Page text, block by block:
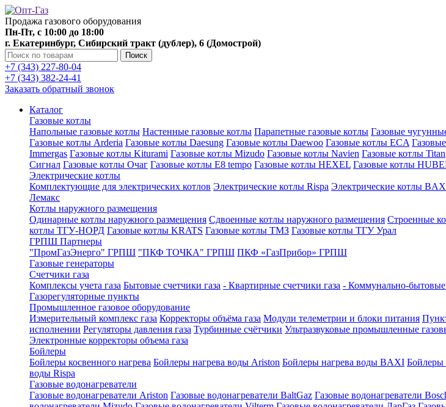
Продажа газового оборудования
Пн-Пт, с 10:00 до 18:00
г. Екатеринбург, Сибирский тракт (дублер), 6 (Домострой)
Поиск
+7 (343) 227-80-04
+7 (343) 382-24-41
Заказать обратный звонок
Каталог
Газовые котлы
Напольные газовые котлы Настенные газовые котлы Парапетные газовые котлы Газовые
Газовые котлы Arderia Газовые котлы Daesung Газовые котлы Daewoo Газовые котлы ECA
Immergas Газовые котлы Kiturami Газовые котлы Mizudo Газовые котлы Navien Газовые котлы Titan
Сигнал Газовые котлы Очаг Газовые котлы E8 tempo Газовые котлы HEXEL Газовые котлы
Электрические котлы
Комплектующие для электрических котлов Электрические котлы Rispa Электрические котлы
Лемакс
Котлы наружного размещения
Одинарные котлы наружного размещения Сдвоенные котлы наружного размещения Строенные
котлы ТГУ-НОРД Газовые котлы KRATS Газовые котлы ТМЗ Газовые котлы ТГУ Урал
ГРПШ Партнеры
"ПромГазЭнерго" ГРПШ "ПКФ ТОЧКА" ГРПШ ПКФ «ГазПрибор» ГРПШ
Газовые генераторы
Счетчики газа
Комплексы учета газа Бытовые счетчики газа - Квартирные счетчики газа - Коммунально-бытовые
Газорегуляторные пункты
Промышленное газовое оборудование
Измерительный комплекс газа Корректоры объёма газа Модули телеметрии и блоки питания
исполнении Регуляторы давления газа Турбинные счётчики Ультразвуковые промышленные
Электронные корректоры объема газа
Бойлеры
Бойлеры косвенного нагрева Бойлеры нагрева воды Ariston Бойлеры нагрева воды BAXI Бойлеры
воды Rispa
Газовые водонагреватели
Газовые водонагреватели Ariston Газовые водонагреватели BaltGaz Газовые водонагреватели